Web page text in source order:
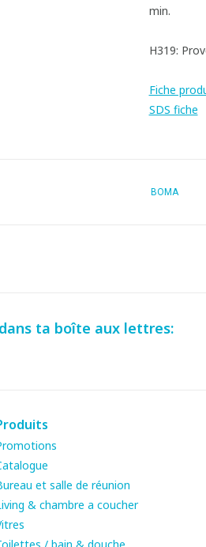
min.
H319:
Fiche
SDS fiche
BOMA
ta boîte aux lettres:
et salle de réunion
& chambre a coucher
/ bain & douche